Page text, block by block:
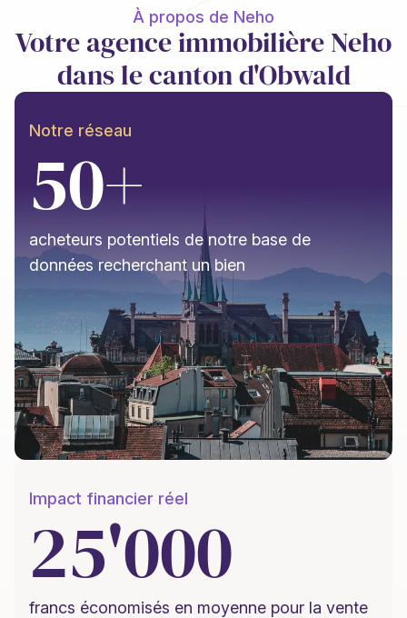
À propos de Neho
Votre agence immobilière Neho
dans le canton d'Obwald
Notre réseau
50+
acheteurs potentiels de notre base de
données recherchant un bien
Impact financier réel
25'000
francs économisés en moyenne pour la vente